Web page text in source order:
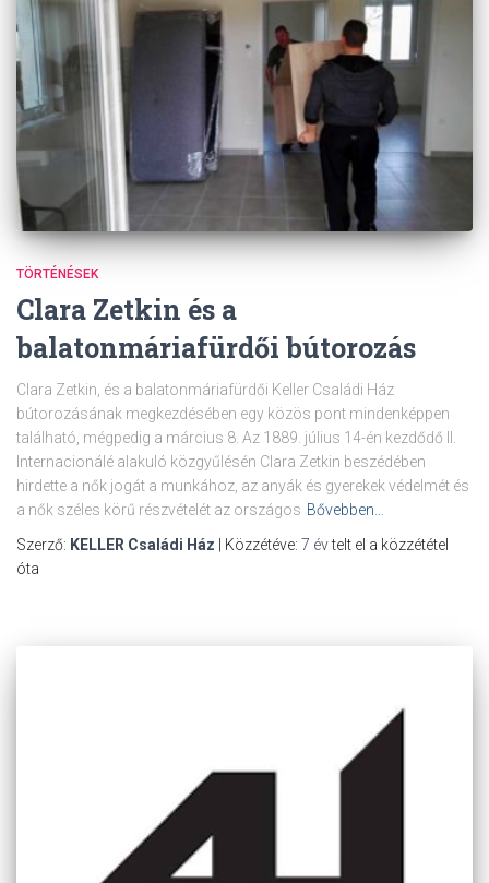
TÖRTÉNÉSEK
Clara Zetkin és a
balatonmáriafürdői bútorozás
Clara Zetkin, és a balatonmáriafürdői Keller Családi Ház
bútorozásának megkezdésében egy közös pont mindenképpen
található, mégpedig a március 8. Az 1889. július 14-én kezdődő II.
Internacionálé alakuló közgyűlésén Clara Zetkin beszédében
hirdette a nők jogát a munkához, az anyák és gyerekek védelmét és
a nők széles körű részvételét az országos Bővebben…
Szerző: KELLER Családi Ház | Közzétéve: 7 évtelt el a közzététel
óta